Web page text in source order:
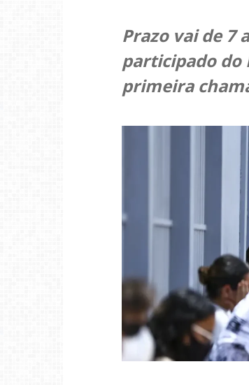
Prazo vai de 7
participado do
primeira